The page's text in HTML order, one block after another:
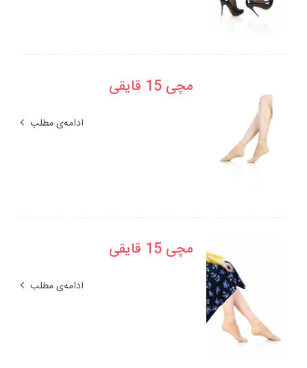
مچی 15 قایقی
ادامه‌ی مطلب
مچی 15 قایقی
ادامه‌ی مطلب